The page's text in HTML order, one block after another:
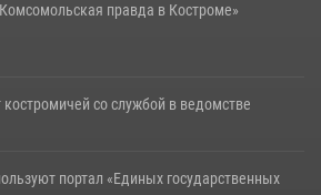
правда в Костроме»
со службой в ведомстве
портал «Единых государственных